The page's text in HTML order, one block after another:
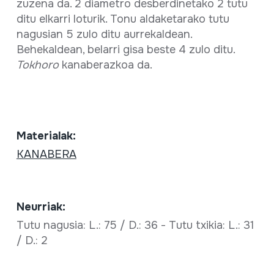
zuzena da. 2 diametro desberdinetako 2 tutu
ditu elkarri loturik. Tonu aldaketarako tutu
nagusian 5 zulo ditu aurrekaldean.
Behekaldean, belarri gisa beste 4 zulo ditu.
Tokhorokanaberazkoa da.
Materialak:
KANABERA
Neurriak:
Tutu nagusia: L.: 75 / D.: 36 - Tutu txikia: L.: 31
/ D.: 2